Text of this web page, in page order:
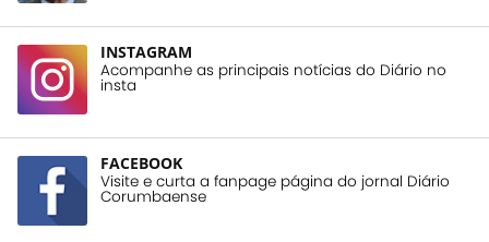
INSTAGRAM
Acompanhe as principais notícias do Diário no
insta
FACEBOOK
Visite e curta a fanpage página do jornal Diário
Corumbaense